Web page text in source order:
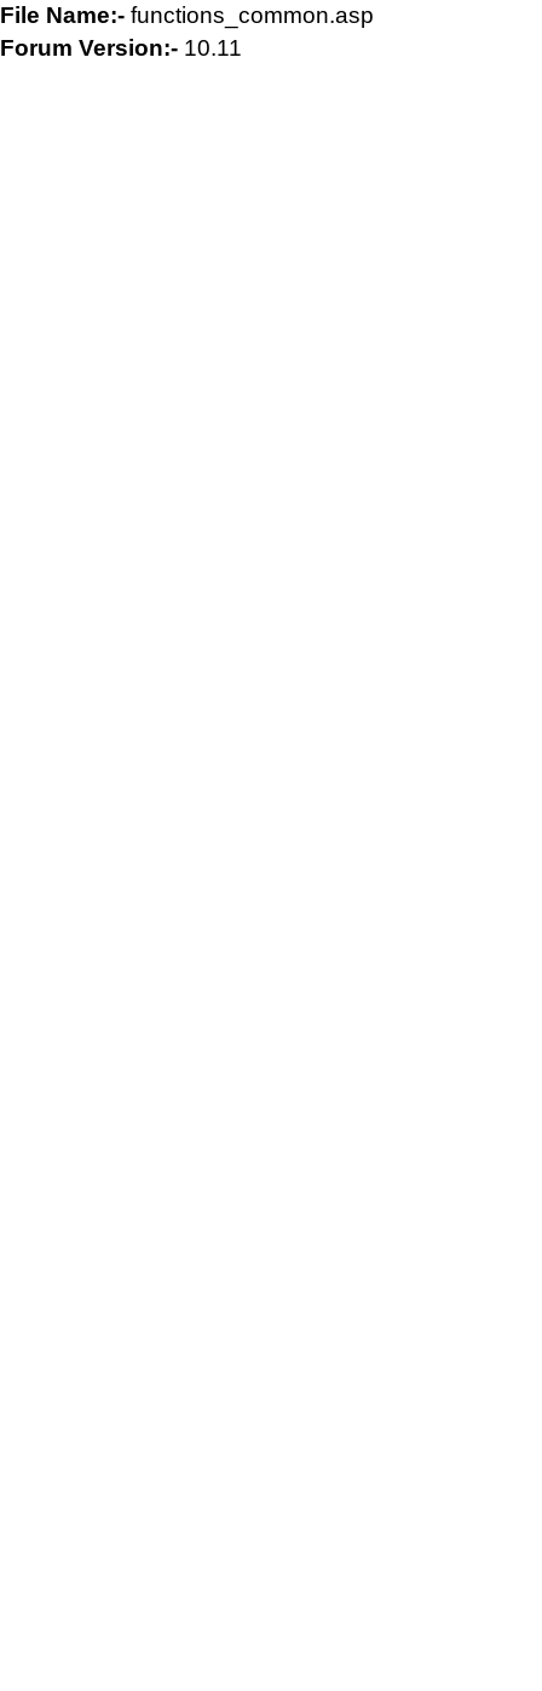
File Name:- functions_common.asp
Forum Version:- 10.11